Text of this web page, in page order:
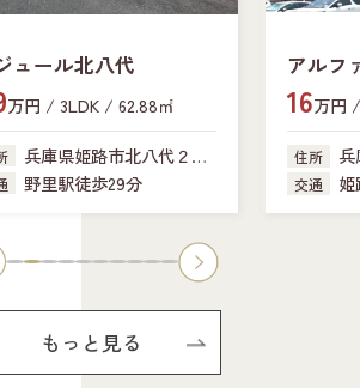
ュール北八代
万円 / 3LDK / 62.88㎡
兵庫県姫路市北八代２丁
野里駅徒歩29分
アルフ
新在家
16万円
住所
交通
もっと見る